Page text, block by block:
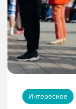
Интересное